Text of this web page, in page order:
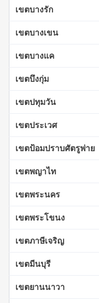
เขตบางรัก
เขตบางเขน
เขตบางแค
เขตบึงกุ่ม
เขตปทุมวัน
เขตประเวศ
เขตป้อมปราบศัตรูพ่าย
เขตพญาไท
เขตพระนคร
เขตพระโขนง
เขตภาษีเจริญ
เขตมีนบุรี
เขตยานนาวา